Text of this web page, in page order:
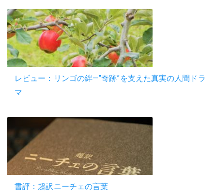
レビュー：リンゴの絆―”奇跡”を支えた真実の人間ドラ
マ
書評：超訳ニーチェの言葉